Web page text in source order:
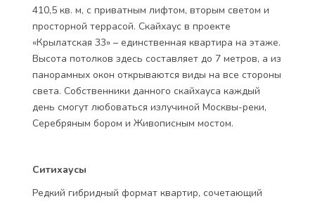
410,5 кв. м, с приватным лифтом, вторым светом и
просторной террасой. Скайхаус в проекте
«Крылатская 33» – единственная квартира на этаже.
Высота потолков здесь составляет до 7 метров, а из
панорамных окон открываются виды на все стороны
света. Собственники данного скайхауса каждый
день смогут любоваться излучиной Москвы-реки,
Серебряным бором и Живописным мостом.
Ситихаусы
Редкий гибридный формат квартир, сочетающий